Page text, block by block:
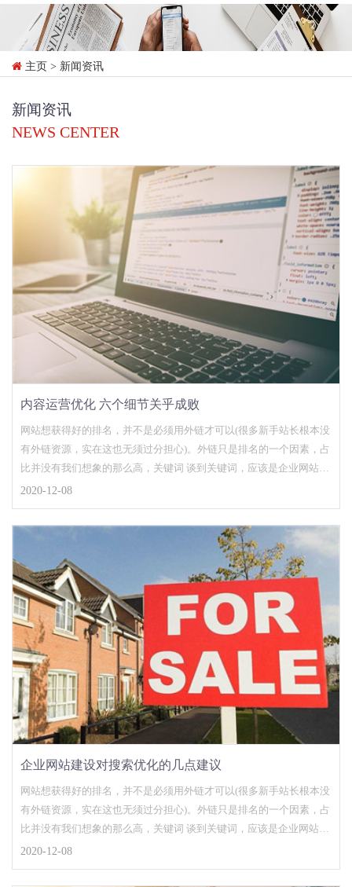
主页 > 新闻资讯
新闻资讯
NEWS CENTER
内容运营优化 六个细节关乎成败
网站想获得好的排名，并不是必须用外链才可以(很多新手站长根本没
有外链资源，实在这也无须过分担心)。外链只是排名的一个因素，占
比并没有我们想象的那么高，关键词 谈到关键词，应该是企业网站的
优化核心，和其他关键词比较，企业网站的关键词有时候是选择的，
因为作为行业来说，企业在某些方面是独一无二的，用这些专属
2020-12-08
企业网站建设对搜索优化的几点建议
网站想获得好的排名，并不是必须用外链才可以(很多新手站长根本没
有外链资源，实在这也无须过分担心)。外链只是排名的一个因素，占
比并没有我们想象的那么高，关键词 谈到关键词，应该是企业网站的
优化核心，和其他关键词比较，企业网站的关键词有时候是选择的，
2020-12-08